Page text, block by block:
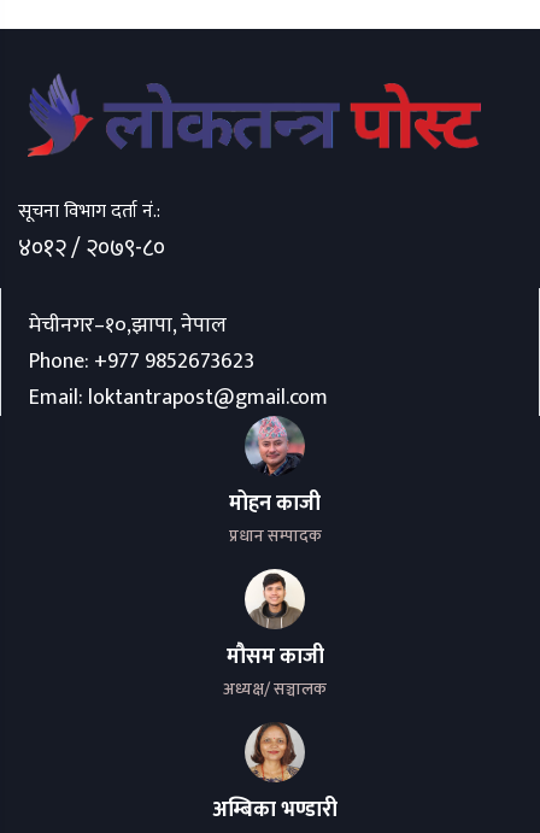
सूचना विभाग दर्ता नं.:
४०१२ / २०७९-८०
मेचीनगर–१०,झापा, नेपाल
Phone: +977 9852673623
Email: loktantrapost@gmail.com
मोहन काजी
प्रधान सम्पादक
मौसम काजी
अध्यक्ष/ सञ्चालक
अम्बिका भण्डारी